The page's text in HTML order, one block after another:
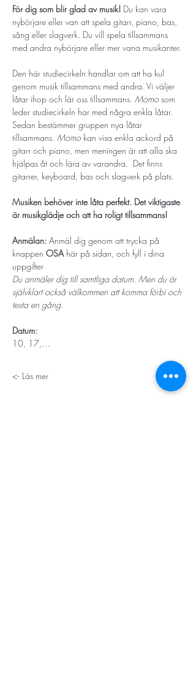
För dig som blir glad av musik! Du kan vara
nybörjare eller van att spela gitarr, piano, bas,
sång eller slagverk. Du vill spela tillsammans
med andra nybörjare eller mer vana musikanter.
Den här studiecirkeln handlar om att ha kul
genom musik tillsammans med andra. Vi väljer
låtar ihop och lär oss tillsammans. Momo som
leder studiecirkeln har med några enkla låtar.
Sedan bestämmer gruppen nya låtar
tillsammans. Momo kan visa enkla ackord på
gitarr och piano, men meningen är att alla ska
hjälpas åt och lära av varandra.  Det finns
gitarrer, keyboard, bas och slagverk på plats.
Musiken behöver inte låta perfekt. Det viktigaste
är musikglädje och att ha roligt tillsammans!
Anmälan: Anmäl dig genom att trycka på
knappen OSA här på sidan, och fyll i dina
uppgifter
Du anmäler dig till samtliga datum. Men du är
självklart också välkommen att komma förbi och
testa en gång.
Datum:
10, 17,…
Läs mer ->